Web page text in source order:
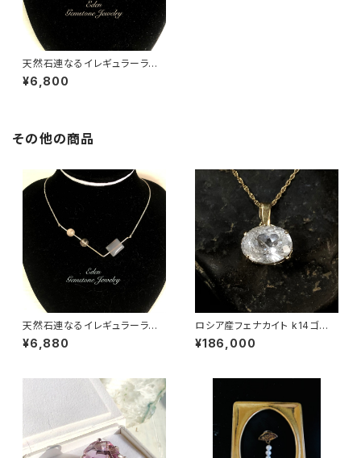
天然石連なるイレギュラーライ
ンsilver製ネックレス
¥6,800
その他の商品
天然石連なるイレギュラーライ
ンsilverネックレス
¥6,880
ロシア産フェナカイト k14ゴー
ルドペンダント
¥186,000